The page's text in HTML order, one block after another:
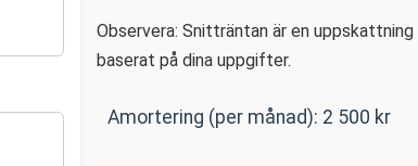
Observera: Snitträntan är en uppskattning
baserat på dina uppgifter.
Amortering (per månad): 2 500 kr